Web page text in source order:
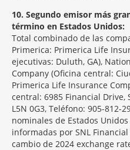
10 Segundo emisor más
término en Estados Unidos:
Total combinado de las
Primerica: Primerica Life
ejecutivas: Duluth, GA),
Company (Oficina central:
Primerica Life Insurance
central: 6985 Financial Drive,
L5N 0G3, Teléfono: 905-812-
nominales de Estados
informadas por SNL
cambio de 2024 exchange